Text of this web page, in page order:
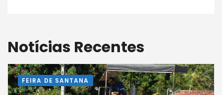
Notícias Recentes
FEIRA DE SANTANA